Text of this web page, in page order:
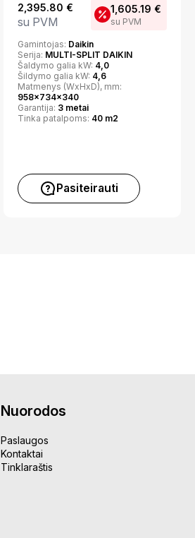
2,395.80 €
su PVM
1,605.19 €
su PVM
Gamintojas: Daikin
Serija: MULTI-SPLIT DAIKIN
Šaldymo galia kW: 4,0
Šildymo galia kW: 4,6
Matmenys (WxHxD), mm:
958x734x340
Garantija: 3 metai
Tinka patalpoms: 40 m2
Pasiteirauti
Nuorodos
Paslaugos
Kontaktai
Tinklaraštis